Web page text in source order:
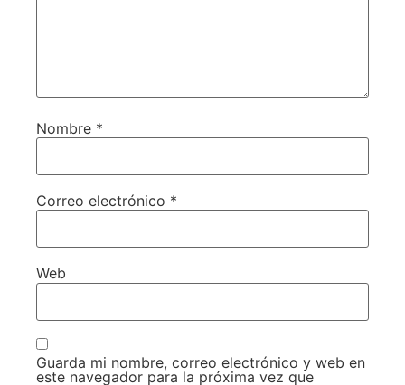
Nombre *
Correo electrónico *
Web
Guarda mi nombre, correo electrónico y web en
este navegador para la próxima vez que